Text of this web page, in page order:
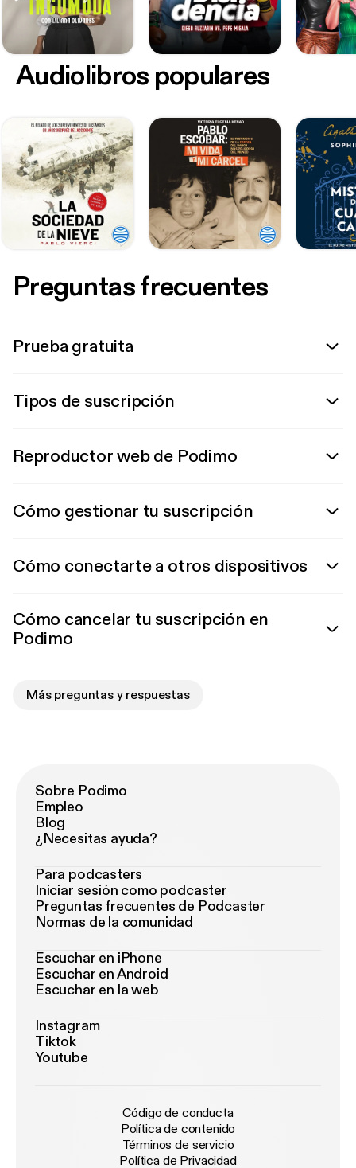
Audiolibros populares
Preguntas frecuentes
Prueba gratuita
Tipos de suscripción
Reproductor web de Podimo
Cómo gestionar tu suscripción
Cómo conectarte a otros dispositivos
Cómo cancelar tu suscripción en
Podimo
Más preguntas y respuestas
Sobre Podimo
Empleo
Blog
¿Necesitas ayuda?
Para podcasters
Iniciar sesión como podcaster
Preguntas frecuentes de Podcaster
Normas de la comunidad
Escuchar en iPhone
Escuchar en Android
Escuchar en la web
Instagram
Tiktok
Youtube
Código de conducta
Política de contenido
Términos de servicio
Política de Privacidad